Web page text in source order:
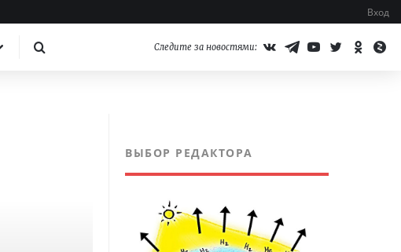
Вход
Следите за новостями:
ВЫБОР РЕДАКТОРА